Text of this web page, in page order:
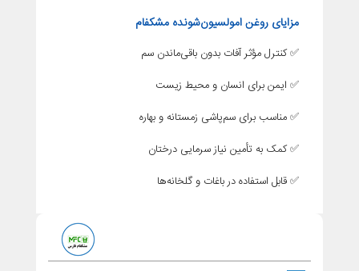
مزایای روغن امولسیون‌شونده مشکفام
✅ کنترل مؤثر آفات بدون باقی‌ماندن سم
✅ ایمن برای انسان و محیط زیست
✅ مناسب برای سم‌پاشی زمستانه و بهاره
✅ کمک به تأمین نیاز سرمایی درختان
✅ قابل استفاده در باغات و گلخانه‌ها